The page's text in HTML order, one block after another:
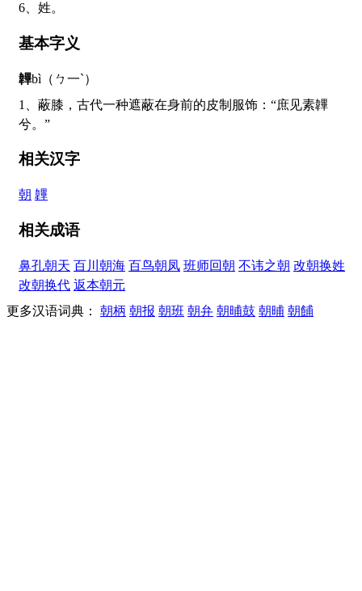
6、姓。
基本字义
韠bì（ㄅ一ˋ）
1、蔽膝，古代一种遮蔽在身前的皮制服饰：“庶见素韠
兮。”
相关汉字
朝 韠
相关成语
鼻孔朝天 百川朝海 百鸟朝凤 班师回朝 不讳之朝 改朝换姓
改朝换代 返本朝元
更多汉语词典： 朝柄 朝报 朝班 朝弁 朝晡鼓 朝晡 朝餔